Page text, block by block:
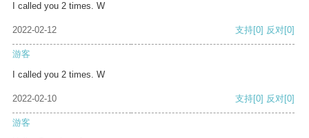
I called you 2 times. W
2022-02-12 支持[0] 反对[0]
游客
I called you 2 times. W
2022-02-10 支持[0] 反对[0]
游客